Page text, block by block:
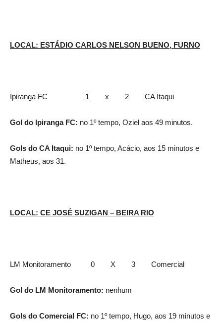
LOCAL: ESTÁDIO CARLOS NELSON BUENO, FURNO
Ipiranga FC 1 x 2 CA Itaqui
Gol do Ipiranga FC: no 1º tempo, Oziel aos 49 minutos.
Gols do CA Itaqui: no 1º tempo, Acácio, aos 15 minutos e
Matheus, aos 31.
LOCAL: CE JOSÉ SUZIGAN – BEIRA RIO
LM Monitoramento 0 X 3 Comercial
Gol do LM Monitoramento: nenhum
Gols do Comercial FC: no 1º tempo, Hugo, aos 19 minutos e